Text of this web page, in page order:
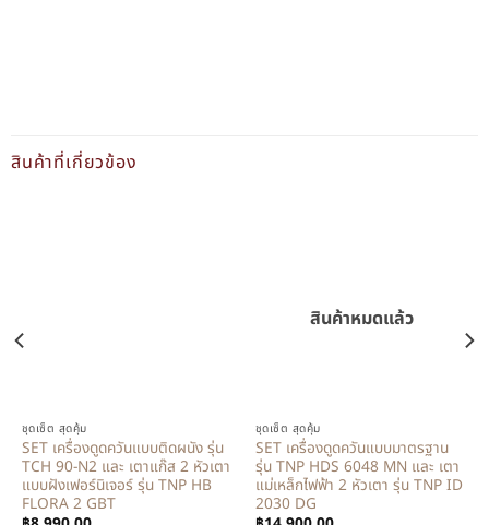
สินค้าที่เกี่ยวข้อง
ชุดเซ็ต สุดคุ้ม
SET เครื่องดูดควันแบบติดผนัง รุ่น
TCH 90-N2 และ เตาแก๊ส 2 หัวเตา
แบบฝังเฟอร์นิเจอร์ รุ่น TNP HB
FLORA 2 GBT
สินค้าหมดแล้ว
ชุดเซ็ต สุดคุ้ม
SET เครื่องดูดควันแบบมาตรฐาน
รุ่น TNP HDS 6048 MN และ เตา
แม่เหล็กไฟฟ้า 2 หัวเตา รุ่น TNP ID
2030 DG